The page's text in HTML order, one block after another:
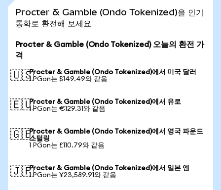
Procter & Gamble (Ondo Tokenized)을 인기
통화로 환전해 보세요
Procter & Gamble (Ondo Tokenized) 오늘의 환전 가
격
🇺🇸Procter & Gamble (Ondo Tokenized)에서 미국 달러
1 PGon는 $149.49와 같음
🇪🇺Procter & Gamble (Ondo Tokenized)에서 유로
1 PGon는 €129.31와 같음
🇬🇧Procter & Gamble (Ondo Tokenized)에서 영국 파운드
스털링
1 PGon는 £110.79와 같음
🇯🇵Procter & Gamble (Ondo Tokenized)에서 일본 엔
1 PGon는 ¥23,589.91와 같음